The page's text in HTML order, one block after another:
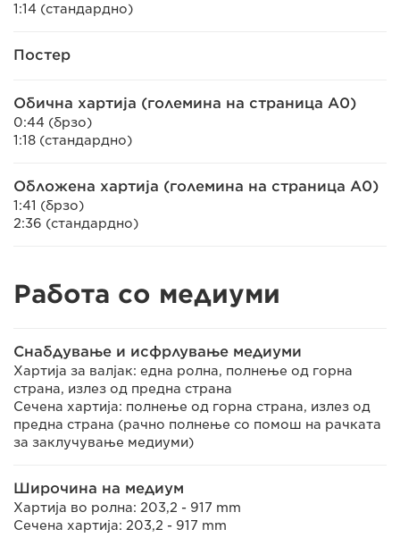
1:14 (стандардно)
Постер
Обична хартија (големина на страница A0)
0:44 (брзо)
1:18 (стандардно)
Обложена хартија (големина на страница A0)
1:41 (брзо)
2:36 (стандардно)
Работа со медиуми
Снабдување и исфрлување медиуми
Хартија за валјак: една ролна, полнење од горна
страна, излез од предна страна
Сечена хартија: полнење од горна страна, излез од
предна страна (рачно полнење со помош на рачката
за заклучување медиуми)
Широчина на медиум
Хартија во ролна: 203,2 - 917 mm
Сечена хартија: 203,2 - 917 mm